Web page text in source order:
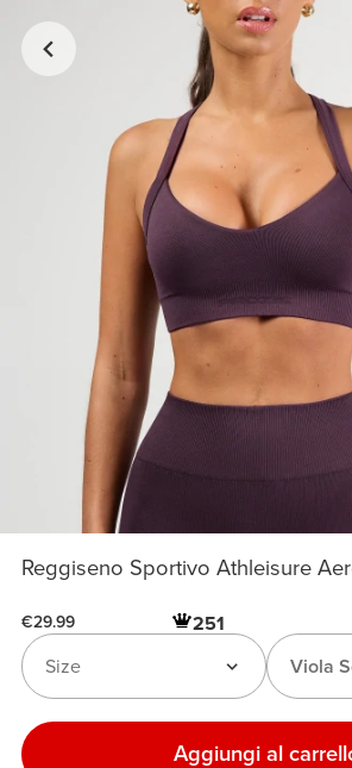
Reggiseno Sportivo Athleisure
€29.99 251
Viola
Size
Aggiungi al